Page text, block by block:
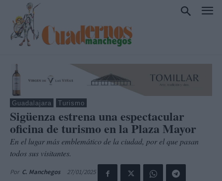
Guadalajara Turismo
Sigüenza estrena una espectacular
oficina de turismo en la Plaza Mayor
En el lugar más emblemático de la ciudad, por el que pasan
todos sus visitantes.
Por C. Manchegos 27/01/2025